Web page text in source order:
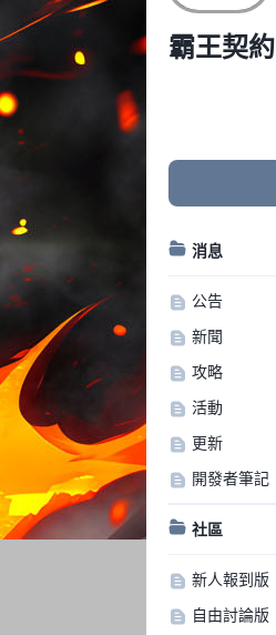
霸王契約
消息
公告
新聞
攻略
活動
更新
開發者筆記
社區
新人報到版
自由討論版